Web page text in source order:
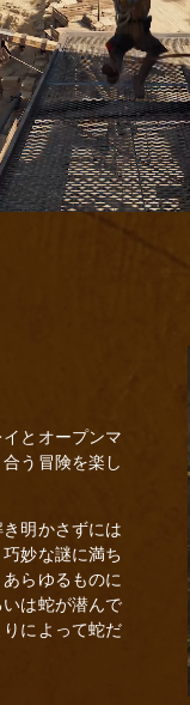
とオープンマ
う冒険を楽し
明かさずには
妙な謎に満ち
らゆるものに
は蛇が潜んで
によって蛇だ